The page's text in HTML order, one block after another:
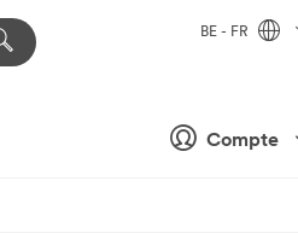
Compte
BE - FR